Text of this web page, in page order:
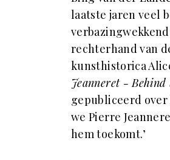
laatste jaren veel
rechterhand van
kunsthistorica
Jeanneret -
gepubliceerd
we Pierre
hem toekomt.’